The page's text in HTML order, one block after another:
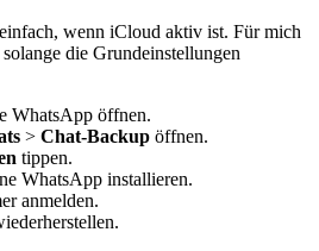
wenn iCloud aktiv ist. Für mich
die Grundeinstellungen
WhatsApp öffnen.
> Chat-Backup öffnen.
tippen.
WhatsApp installieren.
anmelden.